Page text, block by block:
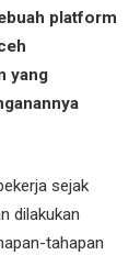
platform
yang
sejak
dilakukan
tahapan